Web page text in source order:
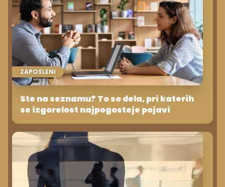
ZAPOSLENI
Ste na seznamu? To so dela, pri katerih
se izgorelost najpogosteje pojavi